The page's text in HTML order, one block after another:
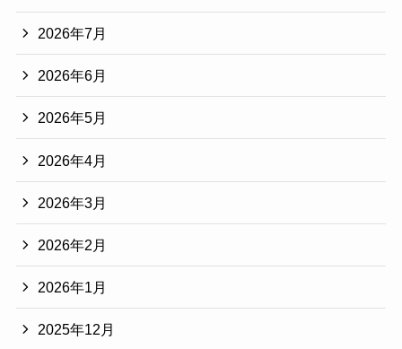
2026年7月
2026年6月
2026年5月
2026年4月
2026年3月
2026年2月
2026年1月
2025年12月